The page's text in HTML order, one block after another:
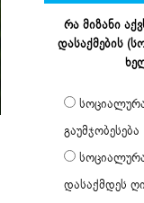
რა მიზანი
დასაქმების
გაუმჯობესება
დასაქმდეს